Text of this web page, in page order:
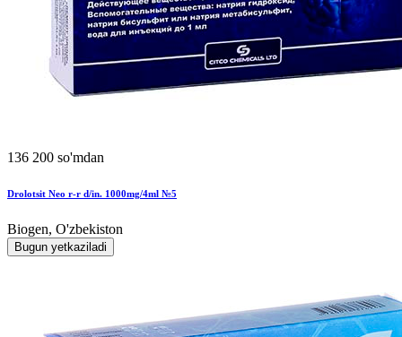
136 200 so'mdan
Drolotsit Neo r-r d/in. 1000mg/4ml №5
Biogen, O'zbekiston
Bugun yetkaziladi